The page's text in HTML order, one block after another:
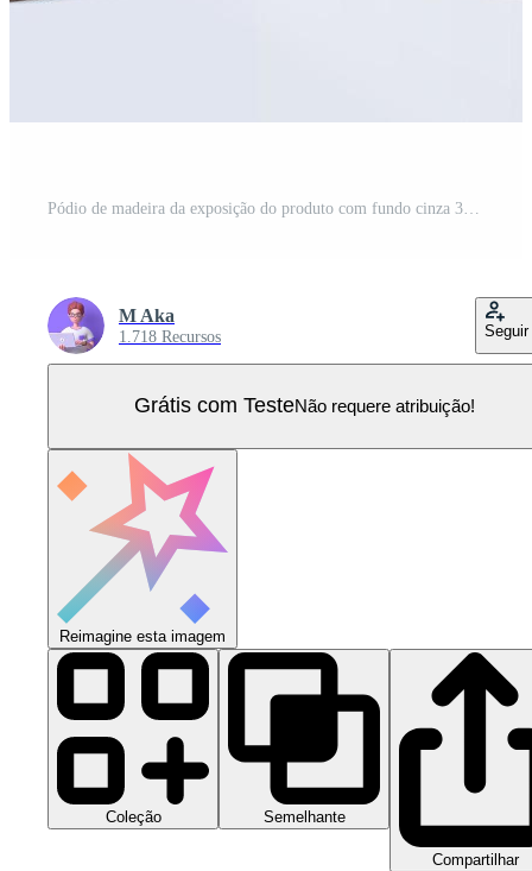
M Aka
1.718 Recursos Seguir
Grátis com TesteNão requere atribuição!
Reimagine esta imagem
Coleção Semelhante
Compartilhar